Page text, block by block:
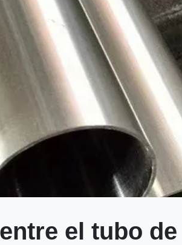
el tubo